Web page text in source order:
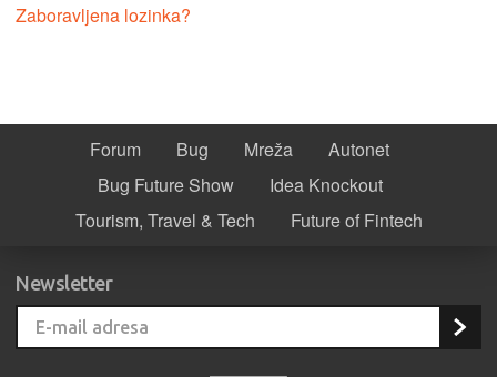
Zaboravljena lozinka?
Forum Bug Mreža
Autonet
Bug Future Show
Idea Knockout
Tourism, Travel & Tech
Future of Fintech
Newsletter